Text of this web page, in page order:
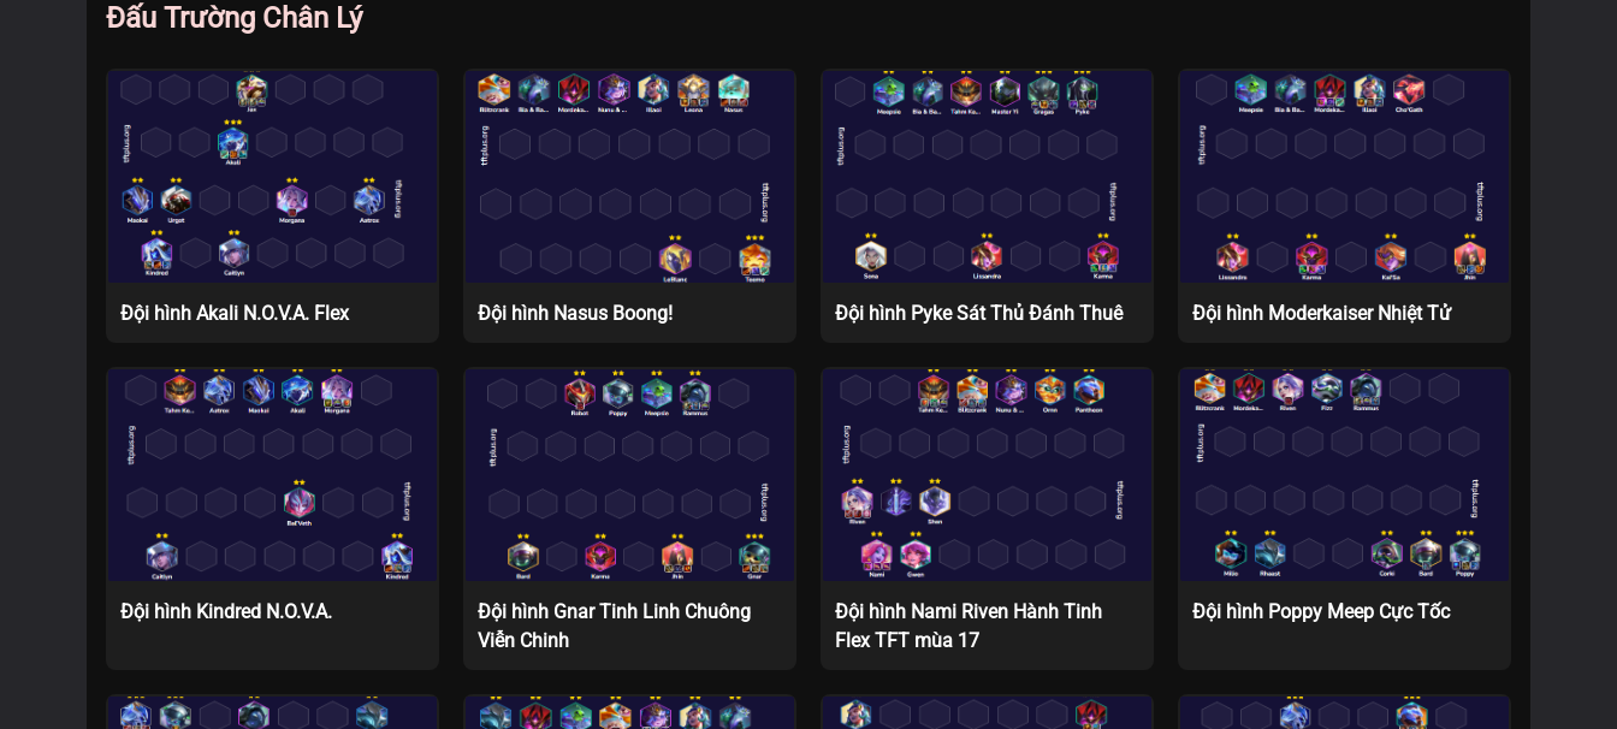
Đấu Trường Chân Lý
Đội hình Akali N.O.V.A. Flex Đội hình Nasus Boong! Đội hình Pyke Sát Thủ Đánh Thuê Đội hình Moderkaiser Nhiệt Tử
Đội hình Kindred N.O.V.A.
Đội hình Gnar Tinh Linh Chuông
Viễn Chinh
Đội hình Nami Riven Hành Tinh
Flex TFT mùa 17
Đội hình Poppy Meep Cực Tốc